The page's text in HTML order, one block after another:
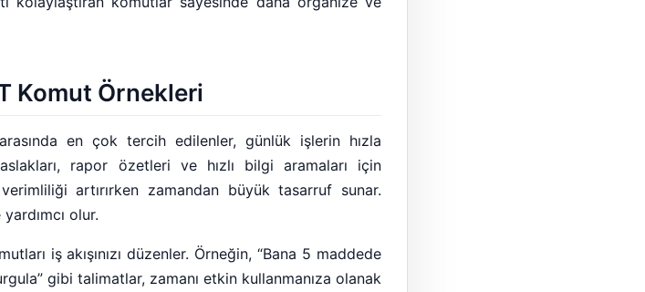
Komut Örnekleri
en çok tercih edilenler, günlük işlerin hızla
rapor özetleri ve hızlı bilgi aramaları için
artırırken zamandan büyük tasarruf sunar.
olur.
iş akışınızı düzenler. Örneğin, “Bana 5 maddede
gibi talimatlar, zamanı etkin kullanmanıza olanak